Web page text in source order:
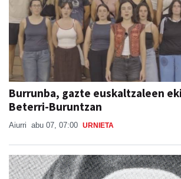
Burrunba, gazte euskaltzaleen
Beterri-Buruntzan
Aiurri abu 07, 07:00 URNIETA